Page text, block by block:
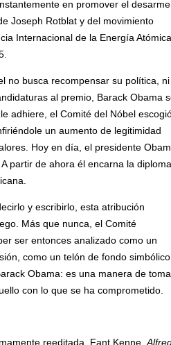
en promover el
Joseph Rotblat y del movimiento
Internacional de la Energía
no busca recompensar su política, ni
al premio, Barack Obama
adhiere, el Comité del Nóbel
un aumento de legitimidad
Hoy en día, el presidente
partir de ahora él encarna la
y escribirlo, esta atribución
Más que nunca, el Comité
ser entonces analizado como un
como un telón de fondo
Obama: es una manera de
con lo que se ha comprometido.
reeditada. Fant Kenne,